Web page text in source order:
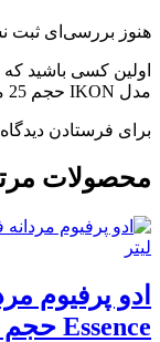
هنوز بررسی‌ای ثبت
اولین کسی باشید
مدل IKON حجم 25 میلی لیتر”
برای فرستادن
محصولات
Essence حجم 100 میلی لیتر